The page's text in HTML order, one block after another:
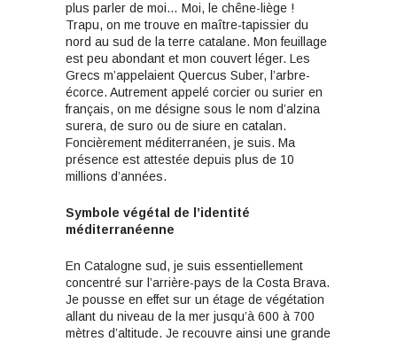
plus parler de moi… Moi, le chêne-liège !
Trapu, on me trouve en maître-tapissier du
nord au sud de la terre catalane. Mon feuillage
est peu abondant et mon couvert léger. Les
Grecs m’appelaient Quercus Suber, l’arbre-
écorce. Autrement appelé corcier ou surier en
français, on me désigne sous le nom d’alzina
surera, de suro ou de siure en catalan.
Foncièrement méditerranéen, je suis. Ma
présence est attestée depuis plus de 10
millions d’années.
Symbole végétal de l’identité
méditerranéenne
En Catalogne sud, je suis essentiellement
concentré sur l’arrière-pays de la Costa Brava.
Je pousse en effet sur un étage de végétation
allant du niveau de la mer jusqu’à 600 à 700
mètres d’altitude. Je recouvre ainsi une grande